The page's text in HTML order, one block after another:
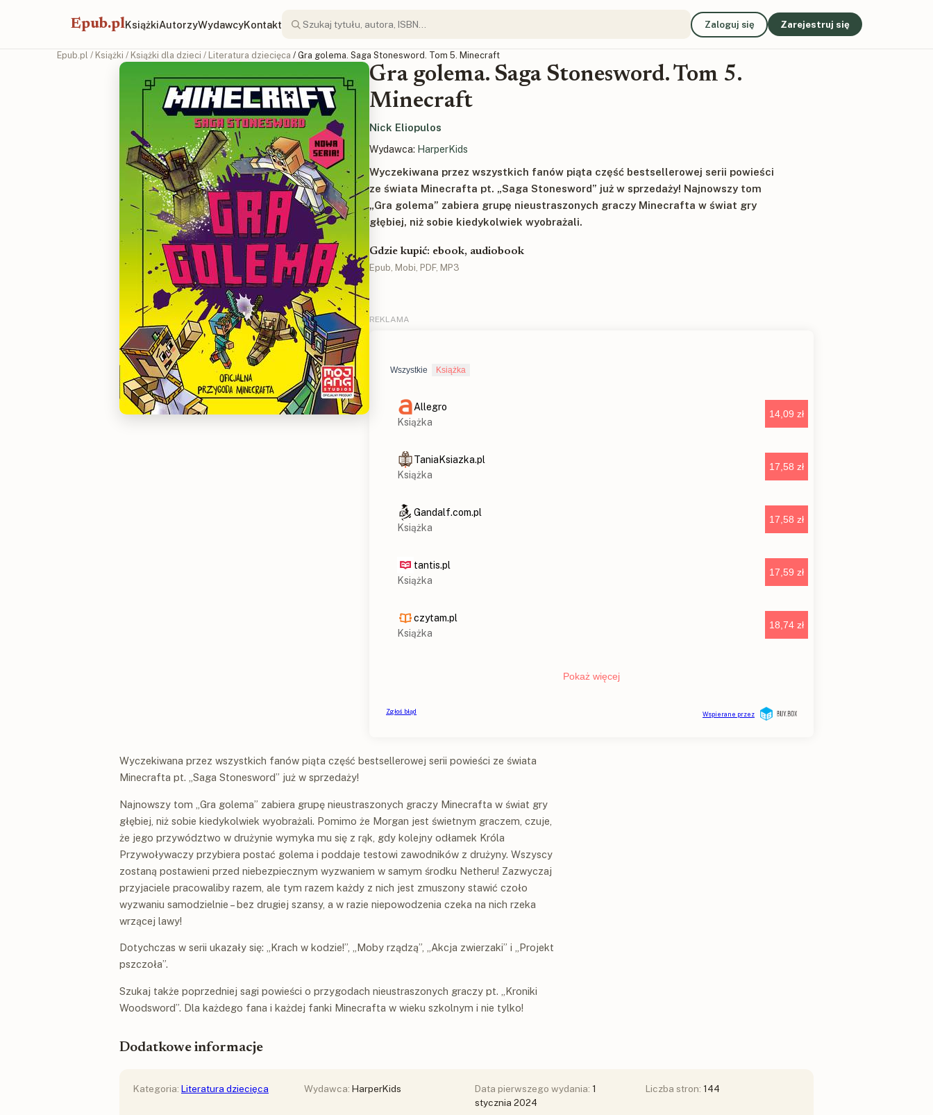
Epub.plKsiążkiAutorzyWydawcyKontakt Zaloguj się Zarejestruj się
Epub.pl / Książki / Książki dla dzieci / Literatura dziecięca / Gra golema. Saga Stonesword. Tom 5. Minecraft
Gra golema. Saga Stonesword. Tom 5.
Minecraft
Nick Eliopulos
Wydawca: HarperKids
Wyczekiwana przez wszystkich fanów piąta część bestsellerowej serii powieści
ze świata Minecrafta pt. „Saga Stonesword” już w sprzedaży! Najnowszy tom
„Gra golema” zabiera grupę nieustraszonych graczy Minecrafta w świat gry
głębiej, niż sobie kiedykolwiek wyobrażali.
Gdzie kupić: ebook, audiobook
Epub, Mobi, PDF, MP3
Wyczekiwana przez wszystkich fanów piąta część bestsellerowej serii powieści ze świata
Minecrafta pt. „Saga Stonesword” już w sprzedaży!
Najnowszy tom „Gra golema” zabiera grupę nieustraszonych graczy Minecrafta w świat gry
głębiej, niż sobie kiedykolwiek wyobrażali. Pomimo że Morgan jest świetnym graczem, czuje,
że jego przywództwo w drużynie wymyka mu się z rąk, gdy kolejny odłamek Króla
Przywoływaczy przybiera postać golema i poddaje testowi zawodników z drużyny. Wszyscy
zostaną postawieni przed niebezpiecznym wyzwaniem w samym środku Netheru! Zazwyczaj
przyjaciele pracowaliby razem, ale tym razem każdy z nich jest zmuszony stawić czoło
wyzwaniu samodzielnie – bez drugiej szansy, a w razie niepowodzenia czeka na nich rzeka
wrzącej lawy!
Dotychczas w serii ukazały się: „Krach w kodzie!”, „Moby rządzą”, „Akcja zwierzaki” i „Projekt
pszczoła”.
Szukaj także poprzedniej sagi powieści o przygodach nieustraszonych graczy pt. „Kroniki
Woodsword”. Dla każdego fana i każdej fanki Minecrafta w wieku szkolnym i nie tylko!
Dodatkowe informacje
Kategoria: Literatura dziecięca Wydawca: HarperKids Data pierwszego wydania: 1
stycznia 2024
Liczba stron: 144